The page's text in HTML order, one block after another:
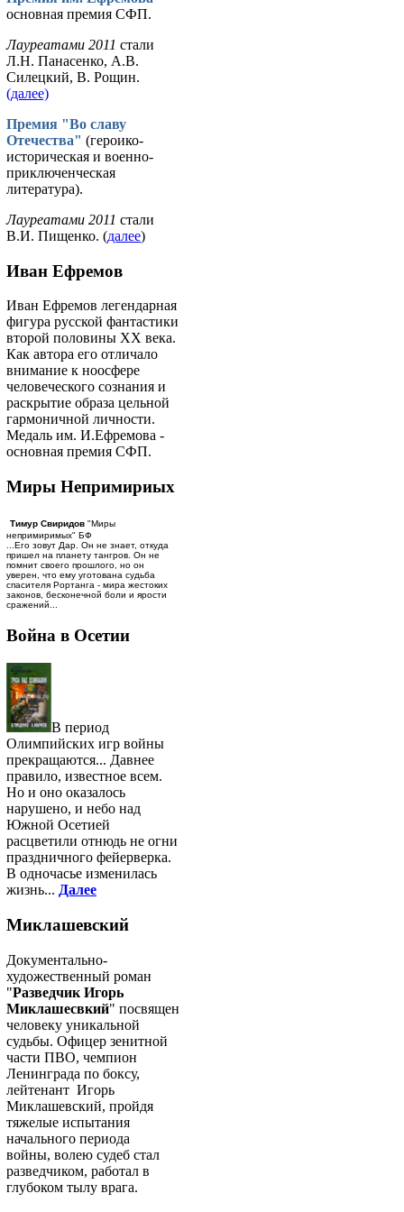
основная премия СФП.
Лауреатами 2011 стали
Л.Н. Панасенко, А.В.
Силецкий, В. Рощин.
(далее)
Премия "Во славу
Отечества" (героико-
историческая и военно-
приключенческая
литература).
Лауреатами 2011 стали
В.И. Пищенко. (далее)
Иван Ефремов
Иван Ефремов легендарная
фигура русской фантастики
второй половины ХХ века.
Как автора его отличало
внимание к ноосфере
человеческого сознания и
раскрытие образа цельной
гармоничной личности.
Медаль им. И.Ефремова -
основная премия СФП.
Миры Непримириых
Тимур Свиридов "Миры
непримиримых" БФ
...Его зовут Дар. Он не знает, откуда
пришел на планету тангров. Он не
помнит своего прошлого, но он
уверен, что ему уготована судьба
спасителя Рортанга - мира жестоких
законов, бесконечной боли и ярости
сражений...
Война в Осетии
В период
Олимпийских игр войны
прекращаются... Давнее
правило, известное всем.
Но и оно оказалось
нарушено, и небо над
Южной Осетией
расцветили отнюдь не огни
праздничного фейерверка.
В одночасье изменилась
жизнь... Далее
Миклашевский
Документально-
художественный роман
"Разведчик Игорь
Миклашесвкий" посвящен
человеку уникальной
судьбы. Офицер зенитной
части ПВО, чемпион
Ленинграда по боксу,
лейтенант Игорь
Миклашевский, пройдя
тяжелые испытания
начального периода
войны, волею судеб стал
разведчиком, работал в
глубоком тылу врага.